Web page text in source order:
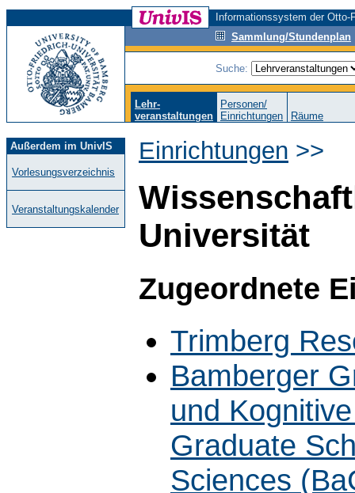
Informationssystem der
Sammlung/Stundenplan
Suche:
Lehr-
veranstaltungen
Personen/
Einrichtungen
Räume
Außerdem im UnivIS
Vorlesungsverzeichnis
Veranstaltungskalender
Einrichtungen >>
Universität
Zugeordnete
Trimberg
Bamberger
und
Graduate
Sciences